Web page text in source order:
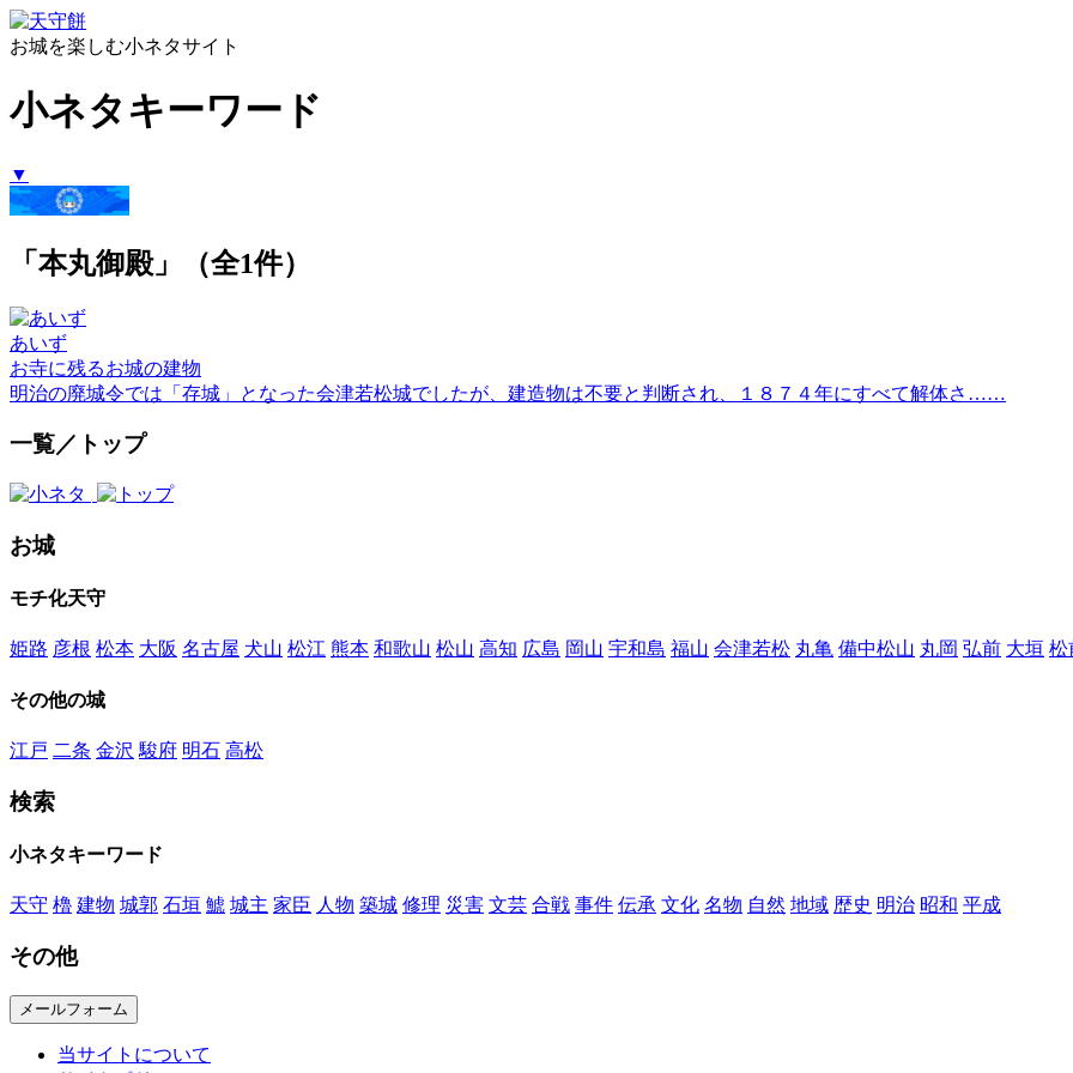
お城を楽しむ小ネタサイト
小ネタキーワード
▼
「本丸御殿」（全1件）
あいず
お寺に残るお城の建物
明治の廃城令では「存城」となった会津若松城でしたが、建造物は不要と判断され、１８７４年にすべて解体さ……
一覧／トップ
お城
モチ化天守
姫路 彦根 松本 大阪 名古屋 犬山 松江 熊本 和歌山 松山 高知 広島 岡山 宇和島 福山 会津若松 丸亀 備中松山 丸岡 弘前 大垣 松
その他の城
江戸 二条 金沢 駿府 明石 高松
検索
小ネタキーワード
天守 櫓 建物 城郭 石垣 鯱 城主 家臣 人物 築城 修理 災害 文芸 合戦 事件 伝承 文化 名物 自然 地域 歴史 明治 昭和 平成
その他
メールフォーム
当サイトについて